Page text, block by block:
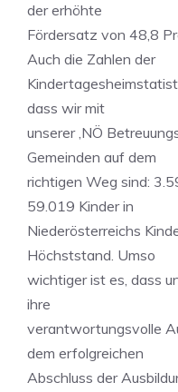
der erhöhte
Fördersatz von 48,8
Auch die Zahlen der
dass wir mit
unserer ,NÖ
Gemeinden auf dem
richtigen Weg sind:
59.019 Kinder in
Niederösterreichs
Höchststand. Umso
wichtiger ist es, dass
ihre
verantwortungsvolle
dem erfolgreichen
Abschluss der